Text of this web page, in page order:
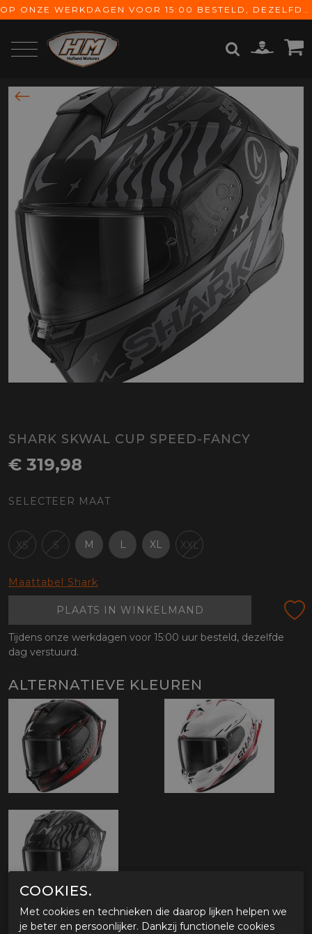
OP ONZE WERKDAGEN VOOR 15:00 BESTELD, DEZELFDE DAG VERZONDEN! GRATIS VERZENDING VANAF € 65,-
SHARK SKWAL CUP SPEED-FANCY
€ 319,98
SELECTEER MAAT
XS S M L XL XXL
Maattabel Shark
PLAATS IN WINKELMAND
Tijdens onze werkdagen voor 15:00 uur besteld, dezelfde
dag verstuurd.
ALTERNATIEVE KLEUREN
COOKIES.
Met cookies en technieken die daarop lijken helpen we
je beter en persoonlijker. Dankzij functionele cookies